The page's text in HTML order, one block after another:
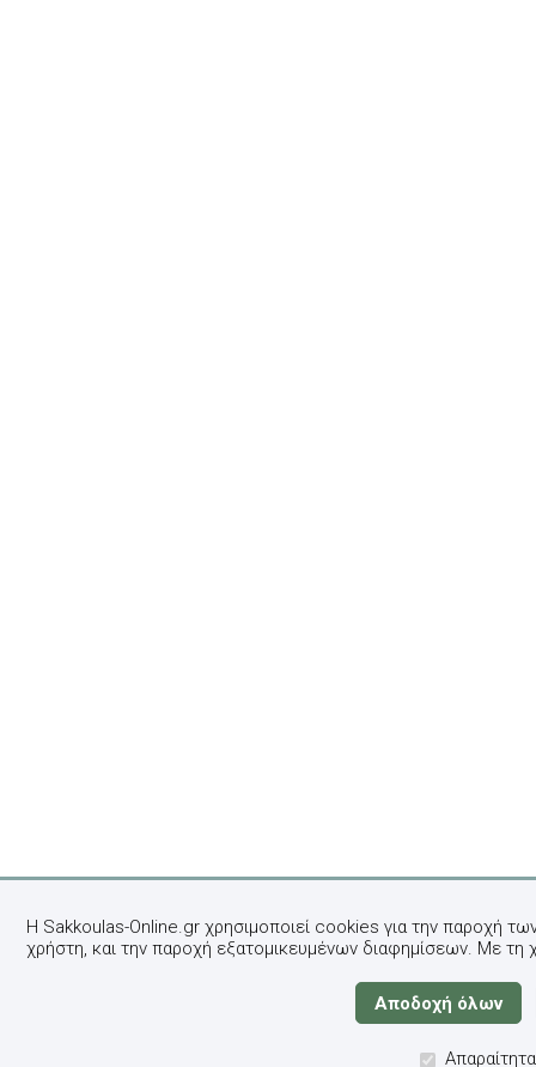
Η Sakkoulas-Online.gr χρησιμοποιεί cookies για την παροχή
χρήστη, και την παροχή εξατομικευμένων διαφημίσεων. Με